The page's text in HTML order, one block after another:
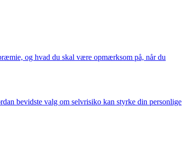
og hvad du skal være opmærksom på, når du
bevidste valg om selvrisiko kan styrke din personlige